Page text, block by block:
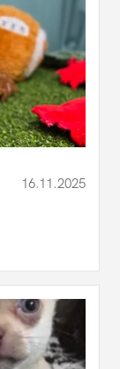
16.11.2025